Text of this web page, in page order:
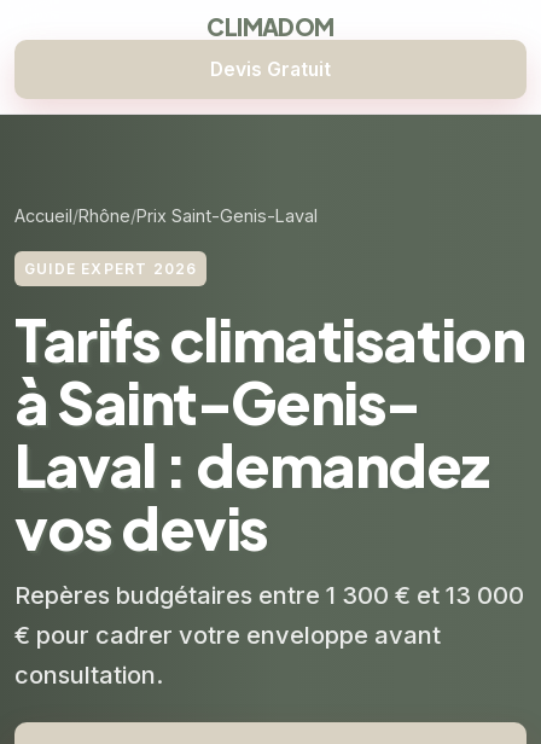
CLIMADOM
Devis Gratuit
Accueil Rhône Prix Saint-Genis-Laval
GUIDE EXPERT 2026
Tarifs climatisation
à Saint-Genis-
Laval : demandez
vos devis
Repères budgétaires entre 1 300 € et 13 000
€ pour cadrer votre enveloppe avant
consultation.